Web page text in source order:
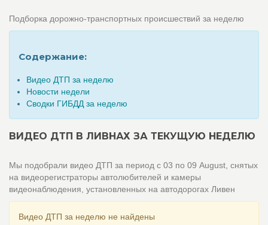
Подборка дорожно-транспортных происшествий за неделю
Содержание:
Видео ДТП за неделю
Новости недели
Сводки ГИБДД за неделю
ВИДЕО ДТП В ЛИВНАХ ЗА ТЕКУЩУЮ НЕДЕЛЮ
Мы подобрали видео ДТП за период с 03 по 09 August, снятых
на видеорегистраторы автолюбителей и камеры
видеонаблюдения, установленных на автодорогах Ливен
Видео ДТП за неделю не найдены